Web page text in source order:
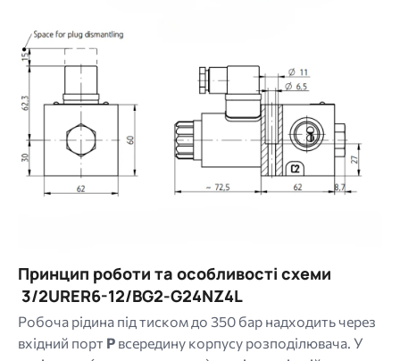
Принцип роботи та особливості схеми
3/2URER6-12/BG2-G24NZ4L
Робоча рідина під тиском до 350 бар надходить через
вхідний порт P всередину корпусу розподілювача. У